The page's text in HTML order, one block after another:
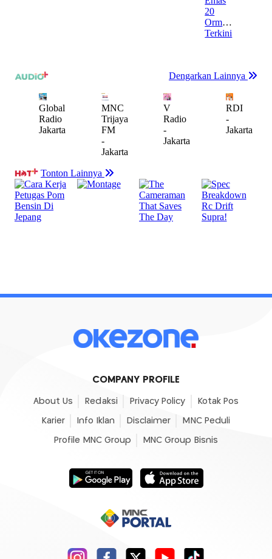
COMPANY PROFILE
About Us Redaksi Privacy Policy Kotak Pos
Karier Info Iklan Disclaimer MNC Peduli
Profile MNC Group MNC Group Bisnis